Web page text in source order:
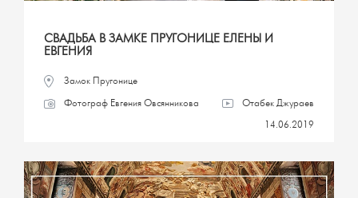
СВАДЬБА В ЗАМКЕ ПРУГОНИЦЕ ЕЛЕНЫ И
ЕВГЕНИЯ
Замок Пругонице
Фотограф Евгения Овсянникова Отабек Джураев
14.06.2019